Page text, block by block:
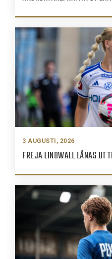
3 AUGUSTI, 2026
FREJA LINDWALL LÅNAS UT